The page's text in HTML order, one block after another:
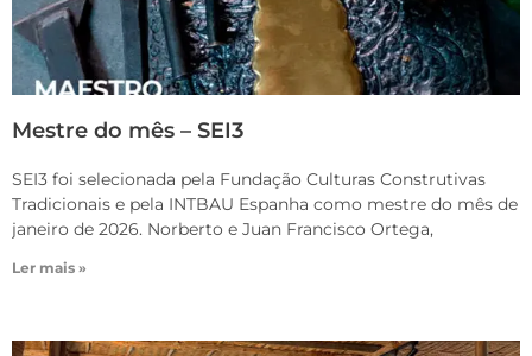
Mestre do mês – SEI3
SEI3 foi selecionada pela Fundação Culturas Construtivas
Tradicionais e pela INTBAU Espanha como mestre do mês de
janeiro de 2026. Norberto e Juan Francisco Ortega,
Ler mais »